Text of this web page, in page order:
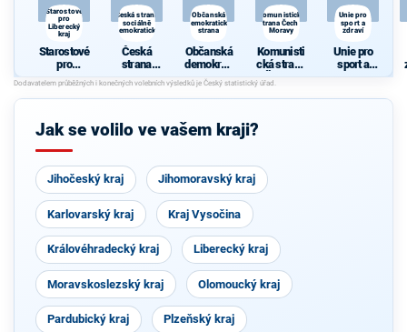
Starostové
pro
Liberecký
kraj
Starostové
pro
Liberecký
kraj
Česká strana
sociálně
demokratická
Česká
strana
sociálně
demokrati
cká
Občanská
demokratická
strana
Občanská
demokrati
cká strana
Komunistická
strana Čech a
Moravy
Komunisti
cká strana
Čech a
Moravy
Unie pro
sport a
zdraví
Unie pro
sport a
zdraví
Jak se volilo ve vašem kraji?
Jihočeský kraj Jihomoravský kraj
Karlovarský kraj Kraj Vysočina
Královéhradecký kraj Liberecký kraj
Moravskoslezský kraj Olomoucký kraj
Pardubický kraj Plzeňský kraj